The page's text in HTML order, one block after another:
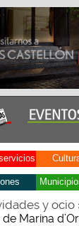
y ocio
Marina d’Or